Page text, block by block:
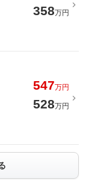
358万円
547万円
528万円